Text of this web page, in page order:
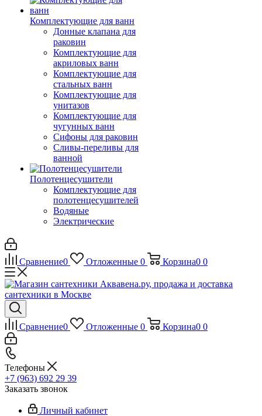
Комплектующие для ванн
Донные клапана для
раковин
Комплектующие для
акриловых ванн
Комплектующие для
стальных ванн
Комплектующие для
унитазов
Комплектующие для
чугунных ванн
Сифоны для раковин
Сливы-переливы для
ванной
Полотенцесушители
Комплектующие для
полотенцесушителей
Водяные
Электрические
Сравнение0 Отложенные 0 Корзина0 0
Сравнение0 Отложенные 0 Корзина0 0
Телефоны
+7 (963) 692 29 39
Заказать звонок
Личный кабинет